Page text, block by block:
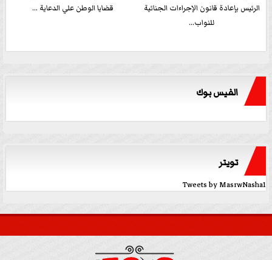
الرئيس بإعادة قانون الإجراءات الجنائية
للنواب...
قضايا الوطن علي الدعاية ...
الفيس بوك
تويتر
Tweets by MasrwNasha1